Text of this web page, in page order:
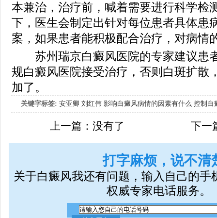
本兼治，治疗前，喊着需要进行科学检
下，医生会制定出针对每位患者具体患
案，如果患者能积极配合治疗，对病情
苏州瑞京白癜风医院的专家建议患
规白癜风医院接受治疗，否则白斑扩散
加了。
关键字标签: 安亚卿 刘红伟 影响白癜风病情的因素有什么 控制白
女生应该如何治疗呢
上一篇：没有了 下一
打字麻烦，说不清
关于白癜风我还有问题，输入自己的手
权威专家电话服务。